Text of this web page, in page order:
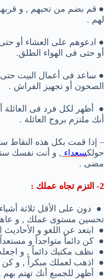
● قم بضم من تحبهم , و
لهم .
●
ادعوهم على العشاء أو
أو حتى فى الهواء الطلق.
● ساعد فى أعمال البيت
الصحون أو تجهيز الفراش .
●
أظهر لكل فرد فى
أنك ملتزم بروح العائلة .
– إذا قمت بكل هذه النقاط
حولكسعداء , و أنت نفسك
مضى .
2- التزم تجاه عملك :
● دون على الأقل ثلاثة
تحسين مستوى عملك , و عاهد
●
ابتعد عن اللغو و
● كن دائماً متواجداً و
● نظف مكتبك دائماً , و
●
اذهب لعملك مبكراً , و
●
أظهر للجميع أنك تهتم